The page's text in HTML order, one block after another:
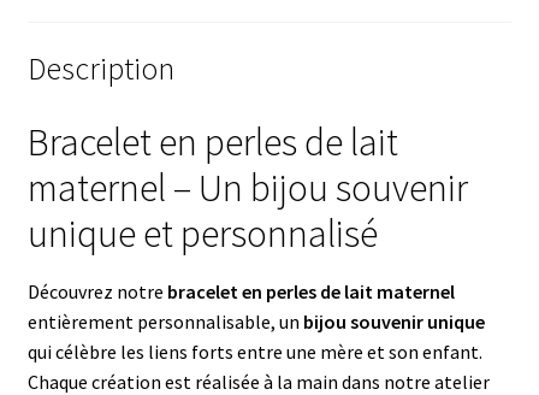
Description
Bracelet en perles de lait
maternel – Un bijou souvenir
unique et personnalisé
Découvrez notre bracelet en perles de lait maternel
entièrement personnalisable, un bijou souvenir unique
qui célèbre les liens forts entre une mère et son enfant.
Chaque création est réalisée à la main dans notre atelier